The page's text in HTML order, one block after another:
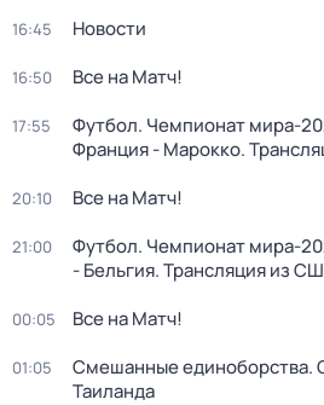
16:45 Новости
16:50 Все на Матч!
17:55
Футбол. Чемпионат мира-
Франция - Марокко.
20:10 Все на Матч!
21:00
Футбол. Чемпионат мира-
- Бельгия. Трансляция из
00:05 Все на Матч!
01:05
Смешанные единоборства.
Таиланда